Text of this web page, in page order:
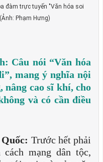
đàm trực tuyến "Văn hóa soi
Phạm Hưng)
Câu nói “Văn hóa
mang ý nghĩa nội
cao sĩ khí, cho
và có cần điều
Trước hết phải
mạng dân tộc,